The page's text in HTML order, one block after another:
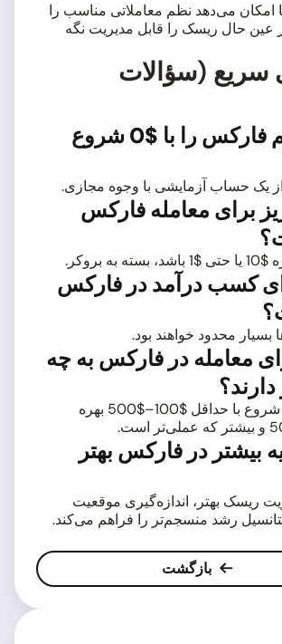
امکان می‌دهد نظم معاملاتی مناسب را
عین حال ریسک را قابل مدیریت نگه
سریع (سؤالات
آیا می‌توانم فارکس را با $0 شروع
از یک حساب آزمایشی با وجوه مجازی.
برای معامله فارکس
بروکر.
$10 برای کسب درآمد در فارکس
بسیار محدود خواهند بود.
معامله در فارکس به چه
دارند؟
اکثر مبتدیان از شروع با حداقل $100–$500 بهره
بیشتر در فارکس بهتر
ریسک بهتر، اندازه‌گیری موقعیت
رشد منسجم‌تر را فراهم می‌کند.
بازگشت